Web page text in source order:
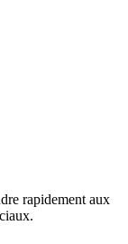
rapidement aux